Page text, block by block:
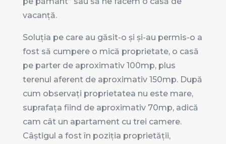
vacanță.
Soluția pe care au găsit-o și și-au permis-o a
fost să cumpere o mică proprietate, o casă
pe parter de aproximativ 100mp, plus
terenul aferent de aproximativ 150mp. După
cum observați proprietatea nu este mare,
suprafața fiind de aproximativ 70mp, adică
cam cât un apartament cu trei camere.
Câștigul a fost în poziția proprietății,